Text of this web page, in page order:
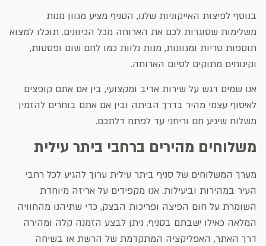
בנוסף לפיצות האייקוניות שלנו, הסניף מציע מגוון מנות
משלימות שסוגרות לכם את הארוחה מכל הכיוונים. תוכלו למצוא
תוספות טריות ומגוונות, מנות נלוות כמו לחם שום ופסטות,
וקינוחים מתוקים לסיום הארוחה.
אנו שמים דגש על שירות אדיב ומקצועי, בין אם אתם קופצים
לאיסוף עצמי מהיר בדרך הביתה ובין אם אתם בוחרים להזמין
משלוח שיגיע חם וריחני עד לפתח דלתכם.
משלוחים מהירים ברחבי ביתר עילית
מערך המשלוחים של סניף ביתר עילית ערוך להגיע לכל רחבי
העיר במהירות וביעילות. אנו מקפידים על אריזה מיוחדת
השומרת על חום הפיצה ופריכות הבצק, כדי שתיהנו מהחוויה
המלאה כאילו ישבתם בסניף. ניתן לבצע הזמנה קלה ומהירה
דרך האתר, האפליקציה המתקדמת של הרשת או בשיחה